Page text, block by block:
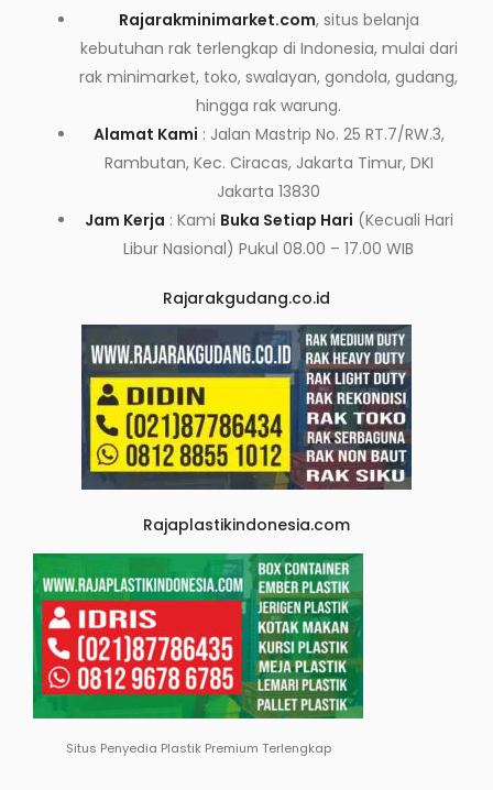
Rajarakminimarket.com, situs belanja
kebutuhan rak terlengkap di Indonesia, mulai dari
rak minimarket, toko, swalayan, gondola, gudang,
hingga rak warung.
Alamat Kami : Jalan Mastrip No. 25 RT.7/RW.3,
Rambutan, Kec. Ciracas, Jakarta Timur, DKI
Jakarta 13830
Jam Kerja : Kami Buka Setiap Hari (Kecuali Hari
Libur Nasional) Pukul 08.00 – 17.00 WIB
Rajarakgudang.co.id
Rajaplastikindonesia.com
Situs Penyedia Plastik Premium Terlengkap